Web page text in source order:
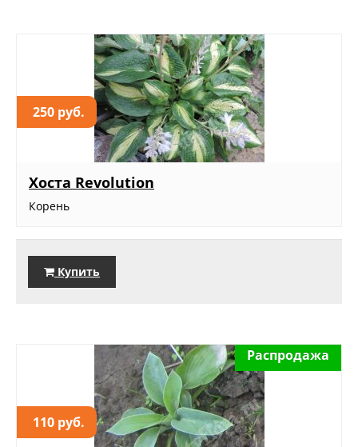
250 руб.
Хоста Revolution
Корень
Купить
110 руб.
Распродажа